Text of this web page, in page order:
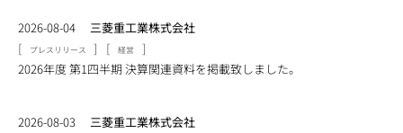
2026-08-04
三菱重工業株式会社
[
プレスリリース ] [ 経営
]
2026年度 第1四半期 決算関連資料を掲載致しました。
2026-08-03
三菱重工業株式会社